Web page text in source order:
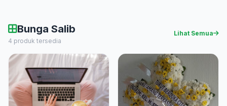
Bunga Salib
4 produk tersedia
Lihat Semua